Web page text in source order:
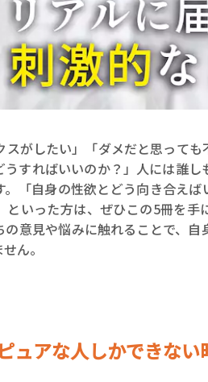
スがしたい」「ダメだと思って
うすればいいのか？」人には誰
。「自身の性欲とどう向き合え
といった方は、ぜひこの5冊を手
意見や悩みに触れることで、
ん。
ュアな人しかできな